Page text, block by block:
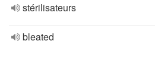
stérilisateurs
bleated